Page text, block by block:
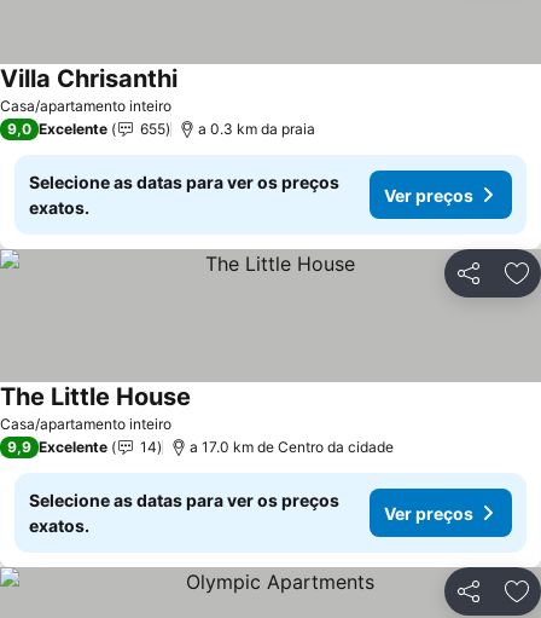
Casa/apartamento inteiro
Villa Chrisanthi
9,0 Excelente 655 a 0.3 km da praia
Selecione as datas para ver os preços
exatos.
Ver preços
Partilhar
Casa/apartamento inteiro
The Little House
9,9 Excelente 14 a 17.0 km de Centro da cidade
Selecione as datas para ver os preços
exatos.
Ver preços
Partilhar